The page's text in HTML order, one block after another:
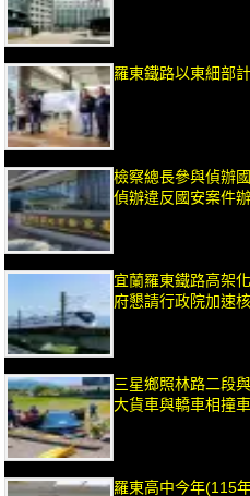
羅東鐵路以東細部
檢察總長參與偵辦
偵辦違反國安案件
宜蘭羅東鐵路高架
府懇請行政院加速
三星鄉照林路二段
大貨車與轎車相撞
羅東高中今年(115